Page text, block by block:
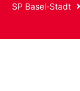
SP Basel-Stadt